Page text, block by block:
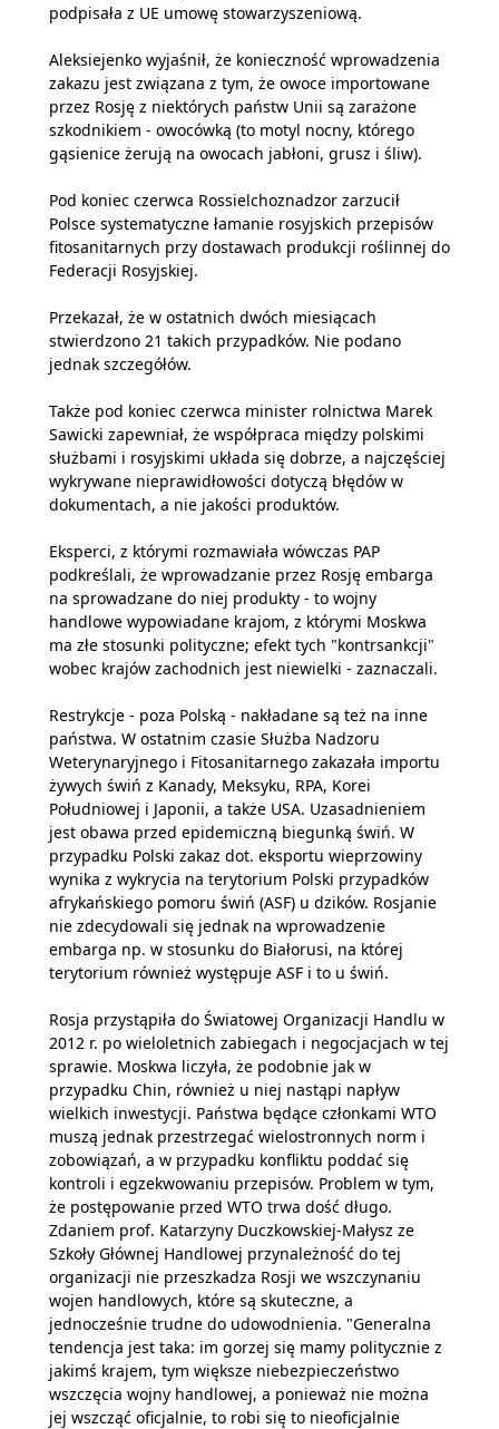
podpisała z UE umowę stowarzyszeniową.
Aleksiejenko wyjaśnił, że konieczność wprowadzenia
zakazu jest związana z tym, że owoce importowane
przez Rosję z niektórych państw Unii są zarażone
szkodnikiem - owocówką (to motyl nocny, którego
gąsienice żerują na owocach jabłoni, grusz i śliw).
Pod koniec czerwca Rossielchoznadzor zarzucił
Polsce systematyczne łamanie rosyjskich przepisów
fitosanitarnych przy dostawach produkcji roślinnej do
Federacji Rosyjskiej.
Przekazał, że w ostatnich dwóch miesiącach
stwierdzono 21 takich przypadków. Nie podano
jednak szczegółów.
Także pod koniec czerwca minister rolnictwa Marek
Sawicki zapewniał, że współpraca między polskimi
służbami i rosyjskimi układa się dobrze, a najczęściej
wykrywane nieprawidłowości dotyczą błędów w
dokumentach, a nie jakości produktów.
Eksperci, z którymi rozmawiała wówczas PAP
podkreślali, że wprowadzanie przez Rosję embarga
na sprowadzane do niej produkty - to wojny
handlowe wypowiadane krajom, z którymi Moskwa
ma złe stosunki polityczne; efekt tych "kontrsankcji"
wobec krajów zachodnich jest niewielki - zaznaczali.
Restrykcje - poza Polską - nakładane są też na inne
państwa. W ostatnim czasie Służba Nadzoru
Weterynaryjnego i Fitosanitarnego zakazała importu
żywych świń z Kanady, Meksyku, RPA, Korei
Południowej i Japonii, a także USA. Uzasadnieniem
jest obawa przed epidemiczną biegunką świń. W
przypadku Polski zakaz dot. eksportu wieprzowiny
wynika z wykrycia na terytorium Polski przypadków
afrykańskiego pomoru świń (ASF) u dzików. Rosjanie
nie zdecydowali się jednak na wprowadzenie
embarga np. w stosunku do Białorusi, na której
terytorium również występuje ASF i to u świń.
Rosja przystąpiła do Światowej Organizacji Handlu w
2012 r. po wieloletnich zabiegach i negocjacjach w tej
sprawie. Moskwa liczyła, że podobnie jak w
przypadku Chin, również u niej nastąpi napływ
wielkich inwestycji. Państwa będące członkami WTO
muszą jednak przestrzegać wielostronnych norm i
zobowiązań, a w przypadku konfliktu poddać się
kontroli i egzekwowaniu przepisów. Problem w tym,
że postępowanie przed WTO trwa dość długo.
Zdaniem prof. Katarzyny Duczkowskiej-Małysz ze
Szkoły Głównej Handlowej przynależność do tej
organizacji nie przeszkadza Rosji we wszczynaniu
wojen handlowych, które są skuteczne, a
jednocześnie trudne do udowodnienia. "Generalna
tendencja jest taka: im gorzej się mamy politycznie z
jakimś krajem, tym większe niebezpieczeństwo
wszczęcia wojny handlowej, a ponieważ nie można
jej wszcząć oficjalnie, to robi się to nieoficjalnie